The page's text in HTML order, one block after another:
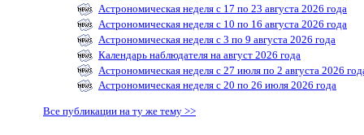
Астрономическая неделя с 17 по 23 августа 2026 года
Астрономическая неделя с 10 по 16 августа 2026 года
Астрономическая неделя с 3 по 9 августа 2026 года
Календарь наблюдателя на август 2026 года
Астрономическая неделя с 27 июля по 2 августа 2026
Астрономическая неделя с 20 по 26 июля 2026 года
Все публикации на ту же тему >>